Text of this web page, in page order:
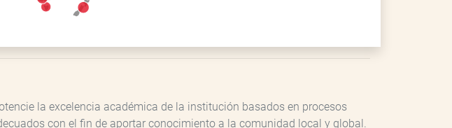
la excelencia académica de la institución basados en procesos
con el fin de aportar conocimiento a la comunidad local y global.